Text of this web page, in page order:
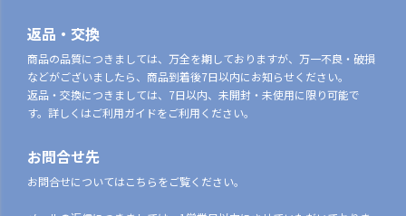
返品・交換
商品の品質につきましては、万全を期しておりますが、万一不良・破損
などがございましたら、商品到着後7日以内にお知らせください。
返品・交換につきましては、7日以内、未開封・未使用に限り可能で
す。詳しくはご利用ガイドをご利用ください。
お問合せ先
お問合せについてはこちらをご覧ください。